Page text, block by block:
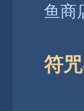
鱼商
符